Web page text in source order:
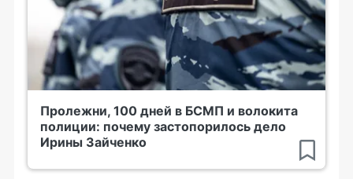
Пролежни, 100 дней в БСМП и волокита
полиции: почему застопорилось дело
Ирины Зайченко